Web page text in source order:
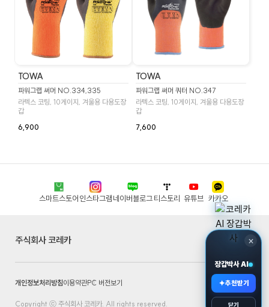
×
장갑박사 AI
✦추천받기
닫기
TOWA
파워그랩 써머 NO.334,335
라텍스 코팅, 10게이지, 겨울용 다용도장
갑
6,900
TOWA
파워그랩 써머 쿼터 NO.347
라텍스 코팅, 10게이지, 겨울용 다용도장
갑
7,600
스마트스토어인스타그램네이버블로그티스토리 유튜브 카카오
주식회사 코레카
개인정보처리방침이용약관PC 버전보기
Copyright ⓒ 주식회사 코레카. All rights reserved.